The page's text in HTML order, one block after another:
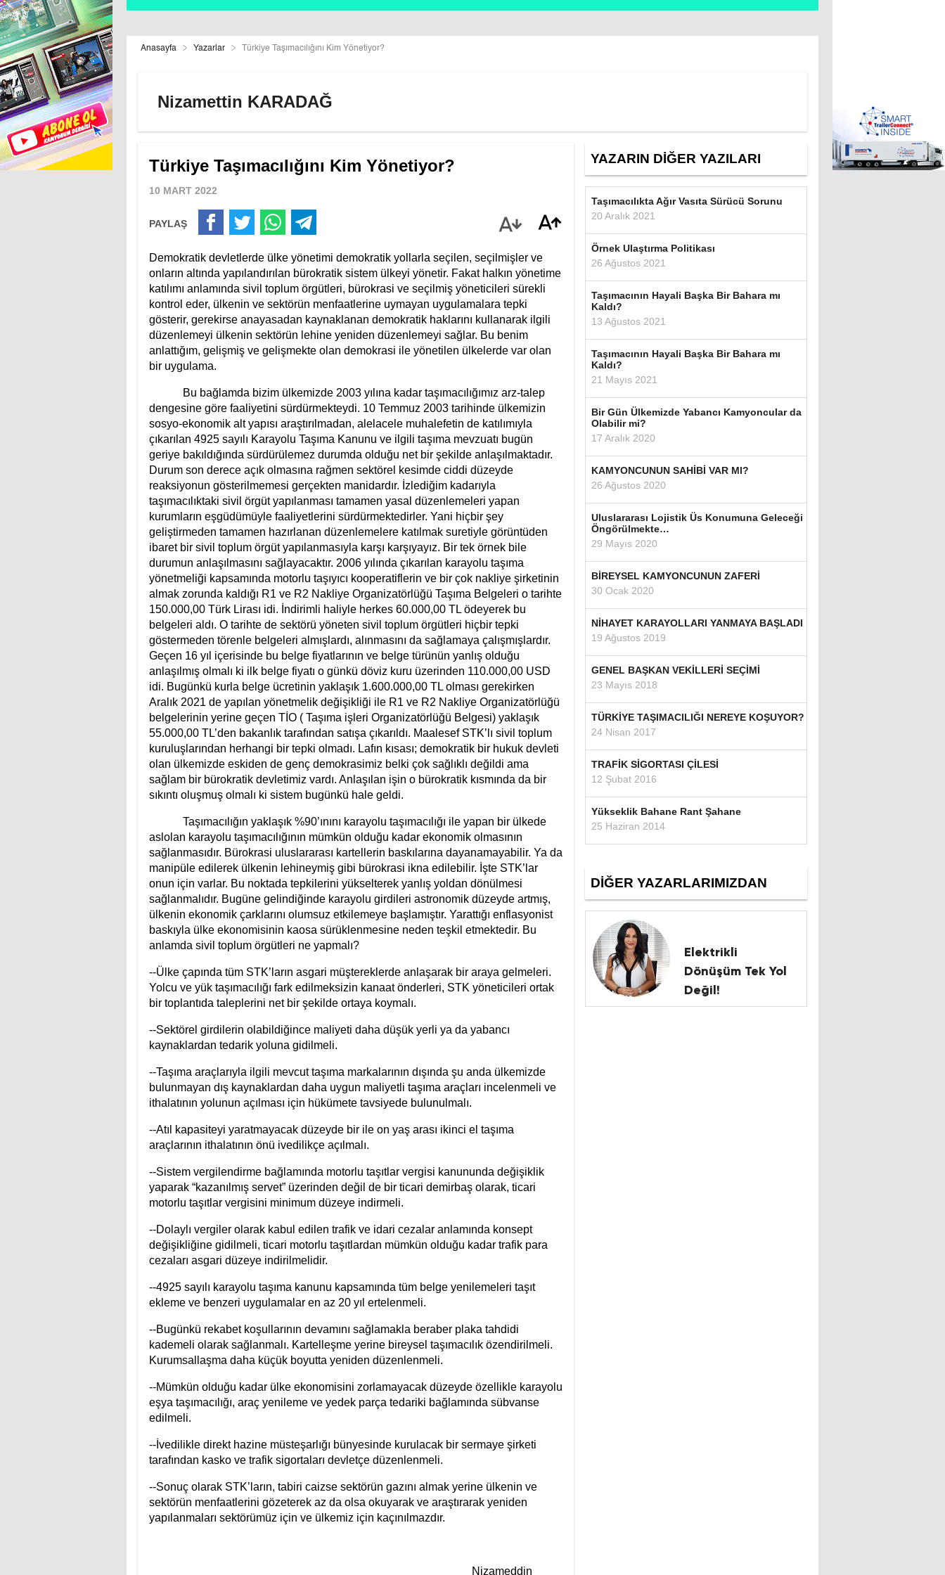
Anasayfa Yazarlar Türkiye Taşımacılığını Kim Yönetiyor?
Nizamettin KARADAĞ
Türkiye Taşımacılığını Kim Yönetiyor?
10 MART 2022
PAYLAŞ
Demokratik devletlerde ülke yönetimi demokratik yollarla seçilen, seçilmişler ve
onların altında yapılandırılan bürokratik sistem ülkeyi yönetir. Fakat halkın yönetime
katılımı anlamında sivil toplum örgütleri, bürokrasi ve seçilmiş yöneticileri sürekli
kontrol eder, ülkenin ve sektörün menfaatlerine uymayan uygulamalara tepki
gösterir, gerekirse anayasadan kaynaklanan demokratik haklarını kullanarak ilgili
düzenlemeyi ülkenin sektörün lehine yeniden düzenlemeyi sağlar. Bu benim
anlattığım, gelişmiş ve gelişmekte olan demokrasi ile yönetilen ülkelerde var olan
bir uygulama.
Bu bağlamda bizim ülkemizde 2003 yılına kadar taşımacılığımız arz-talep
dengesine göre faaliyetini sürdürmekteydi. 10 Temmuz 2003 tarihinde ülkemizin
sosyo-ekonomik alt yapısı araştırılmadan, alelacele muhalefetin de katılımıyla
çıkarılan 4925 sayılı Karayolu Taşıma Kanunu ve ilgili taşıma mevzuatı bugün
geriye bakıldığında sürdürülemez durumda olduğu net bir şekilde anlaşılmaktadır.
Durum son derece açık olmasına rağmen sektörel kesimde ciddi düzeyde
reaksiyonun gösterilmemesi gerçekten manidardır. İzlediğim kadarıyla
taşımacılıktaki sivil örgüt yapılanması tamamen yasal düzenlemeleri yapan
kurumların eşgüdümüyle faaliyetlerini sürdürmektedirler. Yani hiçbir şey
geliştirmeden tamamen hazırlanan düzenlemelere katılmak suretiyle görüntüden
ibaret bir sivil toplum örgüt yapılanmasıyla karşı karşıyayız. Bir tek örnek bile
durumun anlaşılmasını sağlayacaktır. 2006 yılında çıkarılan karayolu taşıma
yönetmeliği kapsamında motorlu taşıyıcı kooperatiflerin ve bir çok nakliye şirketinin
almak zorunda kaldığı R1 ve R2 Nakliye Organizatörlüğü Taşıma Belgeleri o tarihte
150.000,00 Türk Lirası idi. İndirimli haliyle herkes 60.000,00 TL ödeyerek bu
belgeleri aldı. O tarihte de sektörü yöneten sivil toplum örgütleri hiçbir tepki
göstermeden törenle belgeleri almışlardı, alınmasını da sağlamaya çalışmışlardır.
Geçen 16 yıl içerisinde bu belge fiyatlarının ve belge türünün yanlış olduğu
anlaşılmış olmalı ki ilk belge fiyatı o günkü döviz kuru üzerinden 110.000,00 USD
idi. Bugünkü kurla belge ücretinin yaklaşık 1.600.000,00 TL olması gerekirken
Aralık 2021 de yapılan yönetmelik değişikliği ile R1 ve R2 Nakliye Organizatörlüğü
belgelerinin yerine geçen TİO ( Taşıma işleri Organizatörlüğü Belgesi) yaklaşık
55.000,00 TL’den bakanlık tarafından satışa çıkarıldı. Maalesef STK’lı sivil toplum
kuruluşlarından herhangi bir tepki olmadı. Lafın kısası; demokratik bir hukuk devleti
olan ülkemizde eskiden de genç demokrasimiz belki çok sağlıklı değildi ama
sağlam bir bürokratik devletimiz vardı. Anlaşılan işin o bürokratik kısmında da bir
sıkıntı oluşmuş olmalı ki sistem bugünkü hale geldi.
Taşımacılığın yaklaşık %90’ınını karayolu taşımacılığı ile yapan bir ülkede
aslolan karayolu taşımacılığının mümkün olduğu kadar ekonomik olmasının
sağlanmasıdır. Bürokrasi uluslararası kartellerin baskılarına dayanamayabilir. Ya da
manipüle edilerek ülkenin lehineymiş gibi bürokrasi ikna edilebilir. İşte STK’lar
onun için varlar. Bu noktada tepkilerini yükselterek yanlış yoldan dönülmesi
sağlanmalıdır. Bugüne gelindiğinde karayolu girdileri astronomik düzeyde artmış,
ülkenin ekonomik çarklarını olumsuz etkilemeye başlamıştır. Yarattığı enflasyonist
baskıyla ülke ekonomisinin kaosa sürüklenmesine neden teşkil etmektedir. Bu
anlamda sivil toplum örgütleri ne yapmalı?
--Ülke çapında tüm STK’ların asgari müştereklerde anlaşarak bir araya gelmeleri.
Yolcu ve yük taşımacılığı fark edilmeksizin kanaat önderleri, STK yöneticileri ortak
bir toplantıda taleplerini net bir şekilde ortaya koymalı.
--Sektörel girdilerin olabildiğince maliyeti daha düşük yerli ya da yabancı
kaynaklardan tedarik yoluna gidilmeli.
--Taşıma araçlarıyla ilgili mevcut taşıma markalarının dışında şu anda ülkemizde
bulunmayan dış kaynaklardan daha uygun maliyetli taşıma araçları incelenmeli ve
ithalatının yolunun açılması için hükümete tavsiyede bulunulmalı.
--Atıl kapasiteyi yaratmayacak düzeyde bir ile on yaş arası ikinci el taşıma
araçlarının ithalatının önü ivedilikçe açılmalı.
--Sistem vergilendirme bağlamında motorlu taşıtlar vergisi kanununda değişiklik
yaparak “kazanılmış servet” üzerinden değil de bir ticari demirbaş olarak, ticari
motorlu taşıtlar vergisini minimum düzeye indirmeli.
--Dolaylı vergiler olarak kabul edilen trafik ve idari cezalar anlamında konsept
değişikliğine gidilmeli, ticari motorlu taşıtlardan mümkün olduğu kadar trafik para
cezaları asgari düzeye indirilmelidir.
--4925 sayılı karayolu taşıma kanunu kapsamında tüm belge yenilemeleri taşıt
ekleme ve benzeri uygulamalar en az 20 yıl ertelenmeli.
--Bugünkü rekabet koşullarının devamını sağlamakla beraber plaka tahdidi
kademeli olarak sağlanmalı. Kartelleşme yerine bireysel taşımacılık özendirilmeli.
Kurumsallaşma daha küçük boyutta yeniden düzenlenmeli.
--Mümkün olduğu kadar ülke ekonomisini zorlamayacak düzeyde özellikle karayolu
eşya taşımacılığı, araç yenileme ve yedek parça tedariki bağlamında sübvanse
edilmeli.
--İvedilikle direkt hazine müsteşarlığı bünyesinde kurulacak bir sermaye şirketi
tarafından kasko ve trafik sigortaları devletçe düzenlenmeli.
--Sonuç olarak STK’ların, tabiri caizse sektörün gazını almak yerine ülkenin ve
sektörün menfaatlerini gözeterek az da olsa okuyarak ve araştırarak yeniden
yapılanmaları sektörümüz için ve ülkemiz için kaçınılmazdır.
Nizameddin
YAZARIN DİĞER YAZILARI
Taşımacılıkta Ağır Vasıta Sürücü Sorunu
20 Aralık 2021
Örnek Ulaştırma Politikası
26 Ağustos 2021
Taşımacının Hayali Başka Bir Bahara mı
Kaldı?
13 Ağustos 2021
Taşımacının Hayali Başka Bir Bahara mı
Kaldı?
21 Mayıs 2021
Bir Gün Ülkemizde Yabancı Kamyoncular da
Olabilir mi?
17 Aralık 2020
KAMYONCUNUN SAHİBİ VAR MI?
26 Ağustos 2020
Uluslararası Lojistik Üs Konumuna Geleceği
Öngörülmekte…
29 Mayıs 2020
BİREYSEL KAMYONCUNUN ZAFERİ
30 Ocak 2020
NİHAYET KARAYOLLARI YANMAYA BAŞLADI
19 Ağustos 2019
GENEL BAŞKAN VEKİLLERİ SEÇİMİ
23 Mayıs 2018
TÜRKİYE TAŞIMACILIĞI NEREYE KOŞUYOR?
24 Nisan 2017
TRAFİK SİGORTASI ÇİLESİ
12 Şubat 2016
Yükseklik Bahane Rant Şahane
25 Haziran 2014
DİĞER YAZARLARIMIZDAN
Elektrikli
Dönüşüm Tek Yol
Değil!